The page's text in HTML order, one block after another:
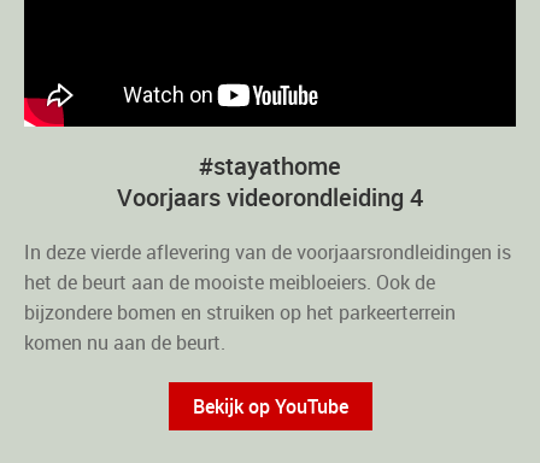
#stayathome
Voorjaars videorondleiding 4
In deze vierde aflevering van de voorjaarsrondleidingen is
het de beurt aan de mooiste meibloeiers. Ook de
bijzondere bomen en struiken op het parkeerterrein
komen nu aan de beurt.
Bekijk op YouTube